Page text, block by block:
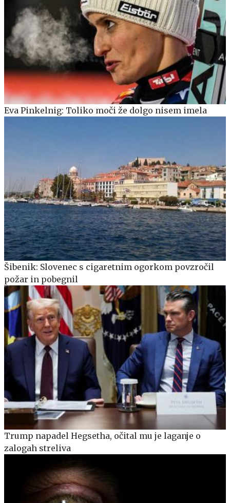
Eva Pinkelnig: Toliko moči že dolgo nisem imela
Šibenik: Slovenec s cigaretnim ogorkom povzročil
požar in pobegnil
Trump napadel Hegsetha, očital mu je laganje o
zalogah streliva